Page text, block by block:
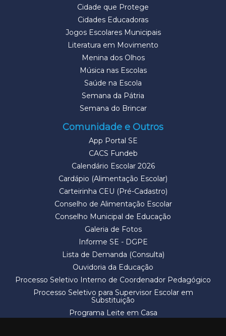
Cidade que Protege
Cidades Educadoras
Jogos Escolares Municipais
Literatura em Movimento
Menina dos Olhos
Música nas Escolas
Saúde na Escola
Semana da Pátria
Semana do Brincar
Comunidade e Outros
App Portal SE
CACS Fundeb
Calendário Escolar 2026
Cardápio (Alimentação Escolar)
Carteirinha CEU (Pré-Cadastro)
Conselho de Alimentação Escolar
Conselho Municipal de Educação
Galeria de Fotos
Informe SE - DGPE
Lista de Demanda (Consulta)
Ouvidoria da Educação
Processo Seletivo Interno de Coordenador Pedagógico
Processo Seletivo para Supervisor Escolar em
Substituição
Programa Leite em Casa